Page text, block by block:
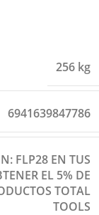
256 kg
6941639847786
FLP28 EN TUS
EL 5% DE
TOTAL
TOOLS